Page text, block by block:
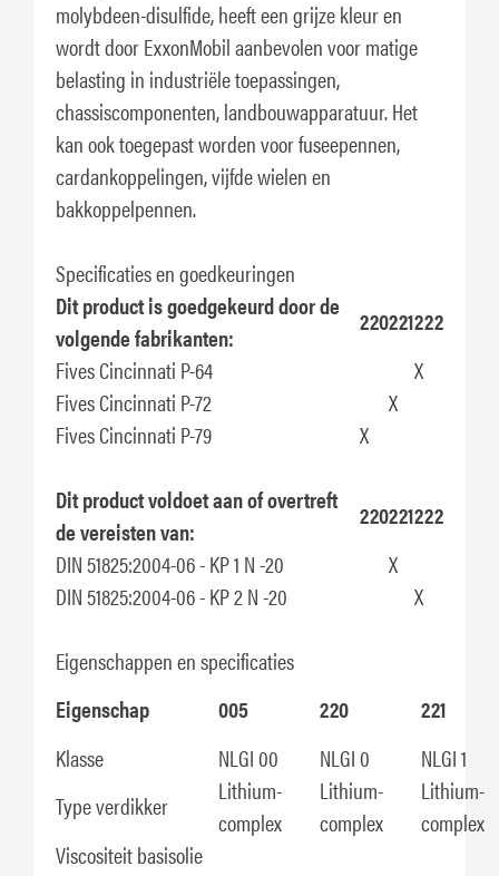
molybdeen-disulfide, heeft een grijze kleur en
wordt door ExxonMobil aanbevolen voor matige
belasting in industriële toepassingen,
chassiscomponenten, landbouwapparatuur. Het
kan ook toegepast worden voor fuseepennen,
cardankoppelingen, vijfde wielen en
bakkoppelpennen.
Specificaties en goedkeuringen
Dit product is goedgekeurd door de
volgende fabrikanten:
220221222
Fives Cincinnati P-64
X
Fives Cincinnati P-72
X
Fives Cincinnati P-79
X
Dit product voldoet aan of overtreft
de vereisten van:
220221222
DIN 51825:2004-06 - KP 1 N -20
X
DIN 51825:2004-06 - KP 2 N -20
X
Eigenschappen en specificaties
Eigenschap
005 220
221
Klasse
NLGI 00 NLGI 0
NLGI 1
Type verdikker
Lithium-
complex
Lithium-
complex
Lithium-
complex
Viscositeit basisolie